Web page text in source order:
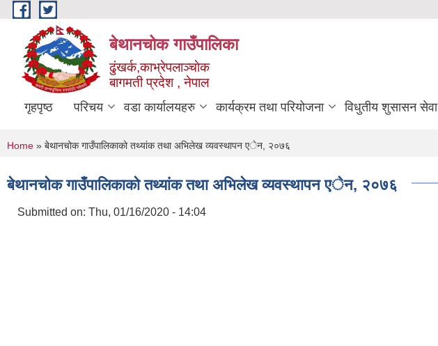
Skip to main content
बेथानचोक गाउँपालिका
ढुंखर्क,काभ्रेपलाञ्चाेक
बागमती प्रदेश , नेपाल
गृहपृष्ठ परिचय वडा कार्यालयहरु कार्यक्रम तथा परियोजना विधुतीय शुसासन सेवा
You are here
Home » बेथानचोक गाउँपालिकाको तथ्यांक तथा अभिलेख व्यवस्थापन एेन, २०७६
बेथानचोक गाउँपालिकाको तथ्यांक तथा अभिलेख व्यवस्थापन एेन, २०७६
Submitted on: Thu, 01/16/2020 - 14:04